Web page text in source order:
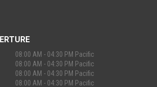
08:00 AM - 04:30 PM Pacific
08:00 AM - 04:30 PM Pacific
08:00 AM - 04:30 PM Pacific
08:00 AM - 04:30 PM Pacific